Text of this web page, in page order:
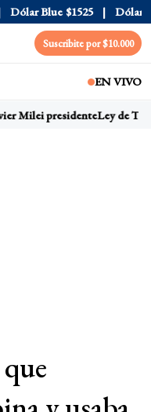
Blue $1525 Dólar CCL
Suscribite por $10.000
EN VIVO
Milei presidenteLey de